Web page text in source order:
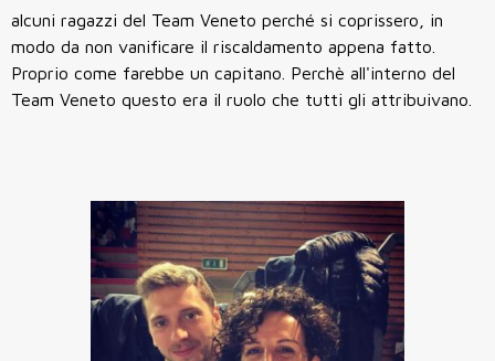
alcuni ragazzi del Team Veneto perché si coprissero, in
modo da non vanificare il riscaldamento appena fatto.
Proprio come farebbe un capitano. Perchè all'interno del
Team Veneto questo era il ruolo che tutti gli attribuivano.